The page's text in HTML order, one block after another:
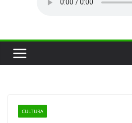
CULTURA